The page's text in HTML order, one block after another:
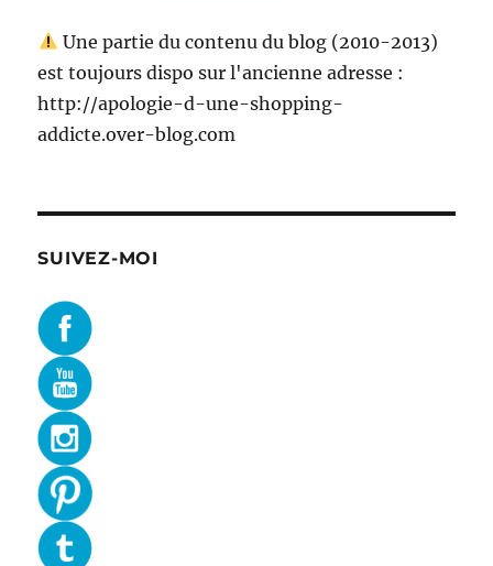
Une partie du contenu du blog (2010-2013)
est toujours dispo sur l'ancienne adresse :
http://apologie-d-une-shopping-
addicte.over-blog.com
SUIVEZ-MOI